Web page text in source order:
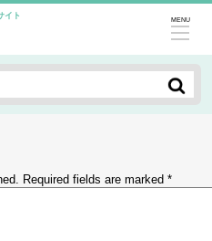
イト MENU
Required fields are marked *